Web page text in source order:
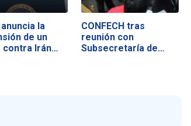
la
de un
contra Irán…
CONFECH tras
reunión con
Subsecretaría de